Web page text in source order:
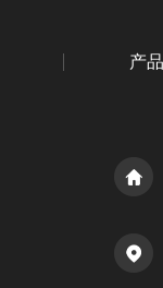
产